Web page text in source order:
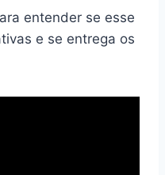
entender se esse
e se entrega os